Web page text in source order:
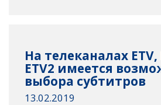
На телеканалах ETV,
ETV2 имеется
выбора субтитров
13.02.2019